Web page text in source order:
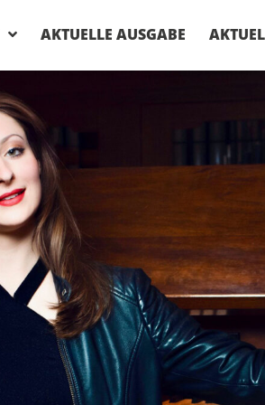
AKTUELLE AUSGABE